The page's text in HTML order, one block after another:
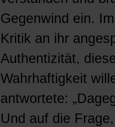
Gegenwind ein.
Kritik an ihr
Authentizität,
Wahrhaftigkeit
antwortete:
Und auf die